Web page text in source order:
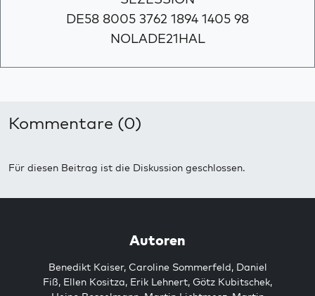
DE58 8005 3762 1894 1405 98
NOLADE21HAL
Kommentare (0)
Für diesen Beitrag ist die Diskussion geschlossen.
Autoren
Benedikt Kaiser, Caroline Sommerfeld, Daniel
Fiß, Ellen Kositza, Erik Lehnert, Götz Kubitschek,